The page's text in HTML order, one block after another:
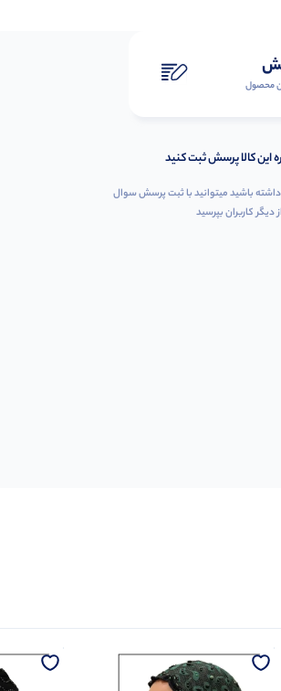
محصول
این کالا پرسش ثبت کنید
باشید میتوانید با ثبت پرسش سوال
دیگر کاربران بپرسید